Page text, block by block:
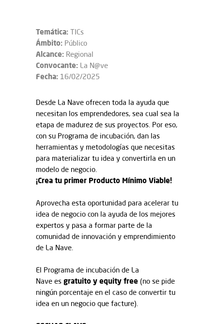
Temática: TICs
Ámbito: Público
Alcance: Regional
Convocante: La N@ve
Fecha: 16/02/2025
Desde La Nave ofrecen toda la ayuda que
necesitan los emprendedores, sea cual sea la
etapa de madurez de sus proyectos. Por eso,
con su Programa de incubación, dan las
herramientas y metodologías que necesitas
para materializar tu idea y convertirla en un
modelo de negocio.
¡Crea tu primer Producto Mínimo Viable!
Aprovecha esta oportunidad para acelerar tu
idea de negocio con la ayuda de los mejores
expertos y pasa a formar parte de la
comunidad de innovación y emprendimiento
de La Nave.
El Programa de incubación de La
Nave es gratuito y equity free (no se pide
ningún porcentaje en el caso de convertir tu
idea en un negocio que facture).